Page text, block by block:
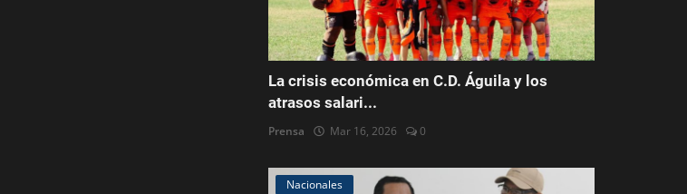
La crisis económica en C.D. Águila y los
atrasos salari...
Prensa Mar 16, 2026 0
Nacionales